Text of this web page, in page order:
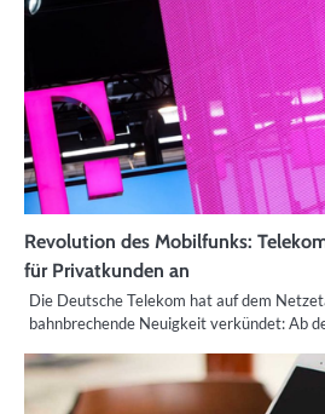
Revolution des Mobilfunks:
für Privatkunden an
Die Deutsche Telekom hat auf dem
bahnbrechende Neuigkeit verkündet: Ab